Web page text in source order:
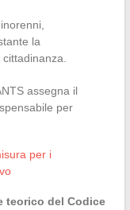
la
assegna il
per
per i
teorico del Codice